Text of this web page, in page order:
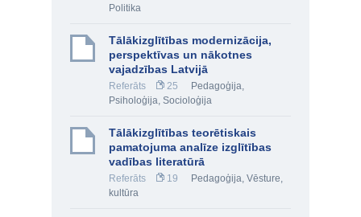
Politika
Tālākizglītības modernizācija,
perspektīvas un nākotnes
vajadzības Latvijā
Referāts 25 Pedagoģija,
Psiholoģija, Socioloģija
Tālākizglītības teorētiskais
pamatojuma analīze izglītības
vadības literatūrā
Referāts 19 Pedagoģija, Vēsture,
kultūra